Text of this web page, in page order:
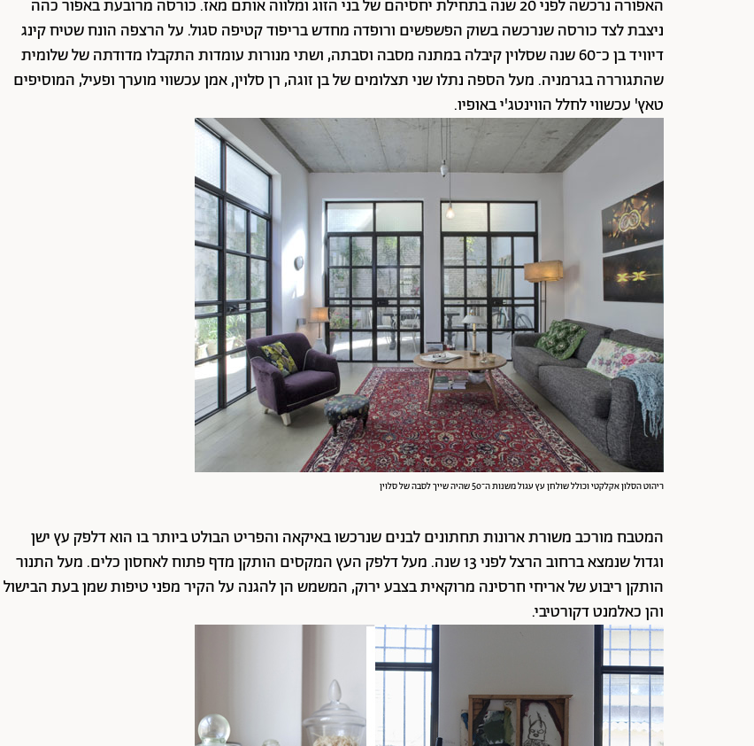
האפורה נרכשה לפני 20 שנה בתחילת יחסיהם של בני הזוג ומלווה אותם מאז. כורסה מרובעת באפור כהה
ניצבת לצד כורסה שנרכשה בשוק הפשפשים ורופדה מחדש בריפוד קטיפה סגול. על הרצפה הונח שטיח קינג
דיוויד בן כ־60 שנה שסלוין קיבלה במתנה מסבה וסבתה, ושתי מנורות עומדות התקבלו מדודתה של שלומית
שהתגוררה בגרמניה. מעל הספה נתלו שני תצלומים של בן זוגה, רן סלוין, אמן עכשווי מוערך ופעיל, המוסיפים
טאץ' עכשווי לחלל הווינטג'י באופיו.
ריהוט הסלון אקלקטי וכולל שולחן עץ עגול משנות ה־50 שהיה שייך לסבה של סלוין
המטבח מורכב משורת ארונות תחתונים לבנים שנרכשו באיקאה והפריט הבולט ביותר בו הוא דלפק עץ ישן
וגדול שנמצא ברחוב הרצל לפני 13 שנה. מעל דלפק העץ המקסים הותקן מדף פתוח לאחסון כלים. מעל התנור
הותקן ריבוע של אריחי חרסינה מרוקאית בצבע ירוק, המשמש הן להגנה על הקיר מפני טיפות שמן בעת הבישול
והן כאלמנט דקורטיבי.